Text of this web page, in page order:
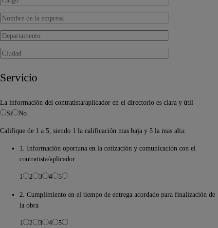
Servicio
La información del contratista/aplicador en el directorio es clara y útil
Si
No
Califique de 1 a 5, siendo 1 la calificación mas baja y 5 la mas alta:
1. Información oportuna en la cotización y comunicación con el
contratista/aplicador
1 2 3 4 5
2. Cumplimiento en el tiempo de entrega acordado para finalización de
la obra
1 2 3 4 5